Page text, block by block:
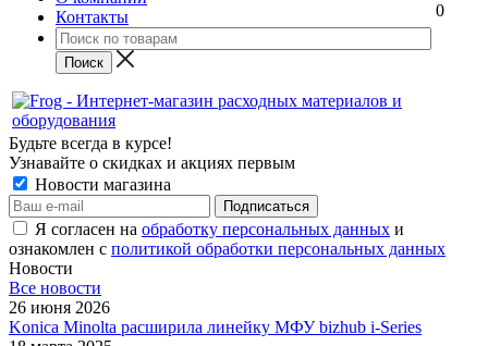
Контакты
0
Будьте всегда в курсе!
Узнавайте о скидках и акциях первым
Новости магазина
Я согласен на обработку персональных данных и
ознакомлен с политикой обработки персональных данных
Новости
Все новости
26 июня 2026
Konica Minolta расширила линейку МФУ bizhub i-Series